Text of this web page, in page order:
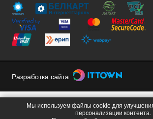
Разработка сайта
Мы используем файлы cookie для
персонализации контента.